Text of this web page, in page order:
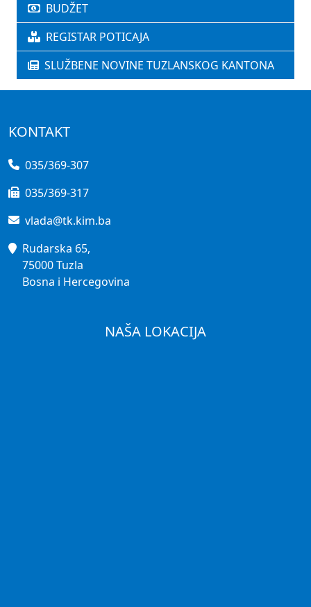
BUDŽET
REGISTAR POTICAJA
SLUŽBENE NOVINE TUZLANSKOG KANTONA
KONTAKT
035/369-307
035/369-317
vlada@tk.kim.ba
Rudarska 65,
75000 Tuzla
Bosna i Hercegovina
NAŠA LOKACIJA